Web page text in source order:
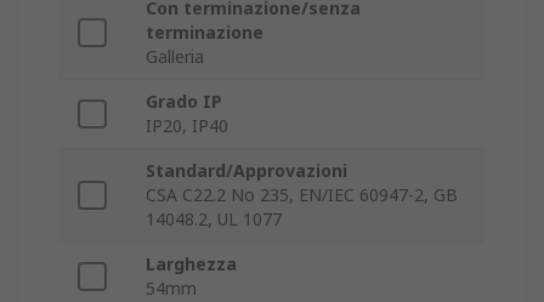
Con terminazione/senza
terminazione
Galleria
Grado IP
IP20, IP40
Standard/Approvazioni
CSA C22.2 No 235, EN/IEC 60947-2, GB
14048.2, UL 1077
Larghezza
54mm